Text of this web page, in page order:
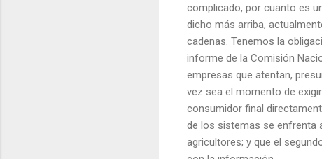
complicado, por cuanto es
dicho más arriba,
cadenas. Tenemos la
informe de la Comisión
empresas que atentan,
vez sea el momento de
consumidor final
de los sistemas se enfrenta
agricultores; y que el